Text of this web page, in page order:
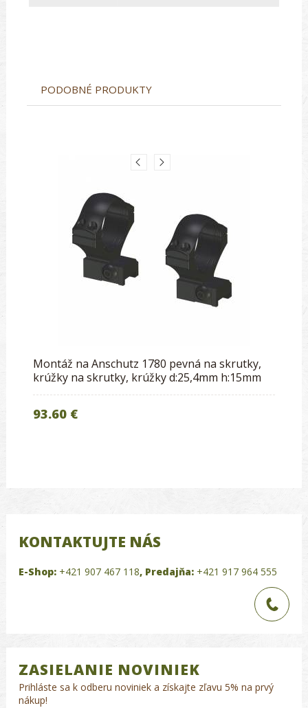
PODOBNÉ PRODUKTY
Montáž na Anschutz 1780 pevná na skrutky,
krúžky na skrutky, krúžky d:25,4mm h:15mm
93.60 €
KONTAKTUJTE NÁS
E-Shop: +421 907 467 118, Predajňa: +421 917 964 555
ZASIELANIE NOVINIEK
Prihláste sa k odberu noviniek a získajte zľavu 5% na prvý
nákup!